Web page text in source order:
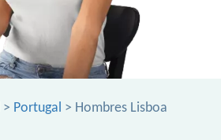
> Portugal > Hombres Lisboa